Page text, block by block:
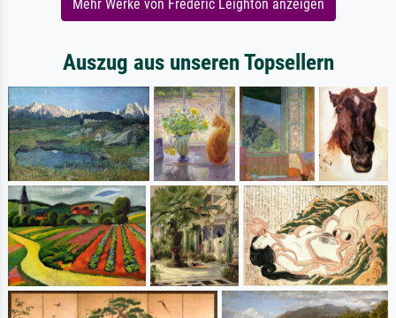
Mehr Werke von Frederic Leighton anzeigen
Auszug aus unseren Topsellern